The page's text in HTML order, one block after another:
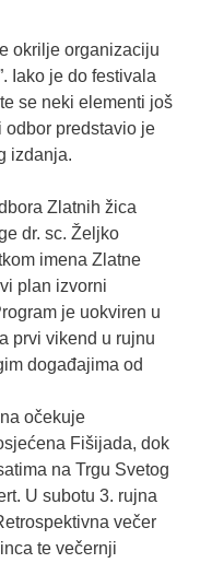
okrilje organizaciju
Iako je do festivala
se neki elementi još
predstavio je
izdanja.
Zlatnih žica
dr. sc. Željko
imena Zlatne
plan izvorni
je uokviren u
prvi vikend u rujnu
događajima od
očekuje
Fišijada, dok
na Trgu Svetog
U subotu 3. rujna
večer
te večernji